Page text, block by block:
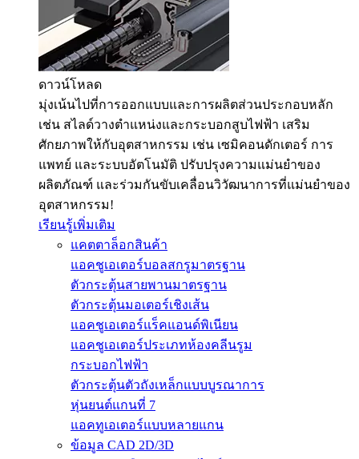
ดาวน์โหลด
มุ่งเน้นไปที่การออกแบบและการผลิตส่วนประกอบหลัก
เช่น สไลด์วางตำแหน่งและกระบอกสูบไฟฟ้า เสริม
ศักยภาพให้กับอุตสาหกรรม เช่น เซมิคอนดักเตอร์ การ
แพทย์ และระบบอัตโนมัติ ปรับปรุงความแม่นยำของ
ผลิตภัณฑ์ และร่วมกันขับเคลื่อนวิวัฒนาการที่แม่นยำของ
อุตสาหกรรม!
เรียนรู้เพิ่มเติม
แคตตาล็อกสินค้า
แอคชูเอเตอร์บอลสกรูมาตรฐาน
ตัวกระตุ้นสายพานมาตรฐาน
ตัวกระตุ้นมอเตอร์เชิงเส้น
แอคชูเอเตอร์แร็คแอนด์พิเนียน
แอคชูเอเตอร์ประเภทห้องคลีนรูม
กระบอกไฟฟ้า
ตัวกระตุ้นตัวถังเหล็กแบบบูรณาการ
หุ่นยนต์แกนที่ 7
แอคทูเอเตอร์แบบหลายแกน
ข้อมูล CAD 2D/3D